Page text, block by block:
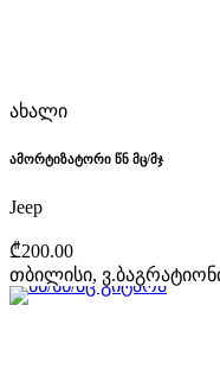
ახალი
ამორტიზატორი წნ მც/მჯ
Jeep
₾200.00
თბილისი,